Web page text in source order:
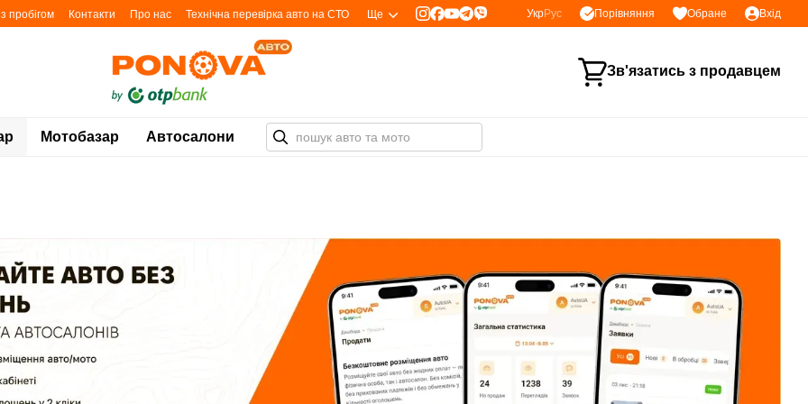
пробігом Контакти Про нас Технічна перевірка авто на СТО Ще УкрРус Порівняння Обране Вхід
Зв'язатись з продавцем
Мотобазар Автосалони